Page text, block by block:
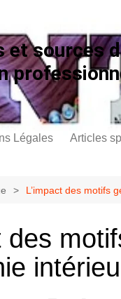
et sources d
Légales Articles
L’impact des motifs
des